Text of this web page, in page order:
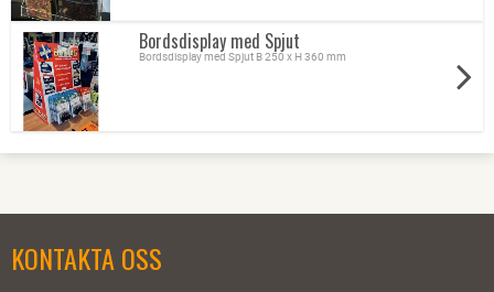
Bordsdisplay med Spjut
Bordsdisplay med Spjut B 250 x H 360 mm
KONTAKTA OSS